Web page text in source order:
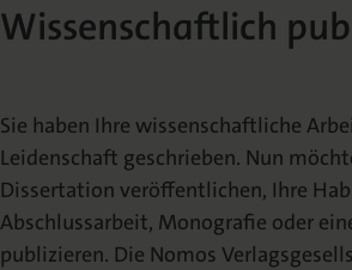
Wissenschaftlich
Sie haben Ihre wissenschaftliche
Leidenschaft geschrieben. Nun
Dissertation veröffentlichen, Ihre
Abschlussarbeit, Monografie oder
publizieren. Die Nomos